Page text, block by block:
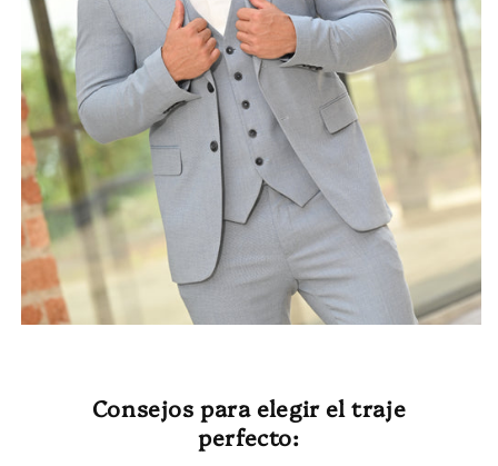
Consejos para elegir el traje
perfecto: